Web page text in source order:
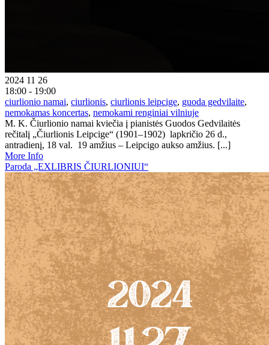
2024 11 26
18:00 - 19:00
ciurlionio namai, ciurlionis, ciurlionis leipcige, guoda gedvilaite,
nemokamas koncertas, nemokami renginiai vilniuje
M. K. Čiurlionio namai kviečia į pianistės Guodos Gedvilaitės
rečitalį „Čiurlionis Leipcige“ (1901–1902) lapkričio 26 d.,
antradienį, 18 val. 19 amžius – Leipcigo aukso amžius. [...]
More Info
Paroda „EXLIBRIS ČIURLIONIUI“